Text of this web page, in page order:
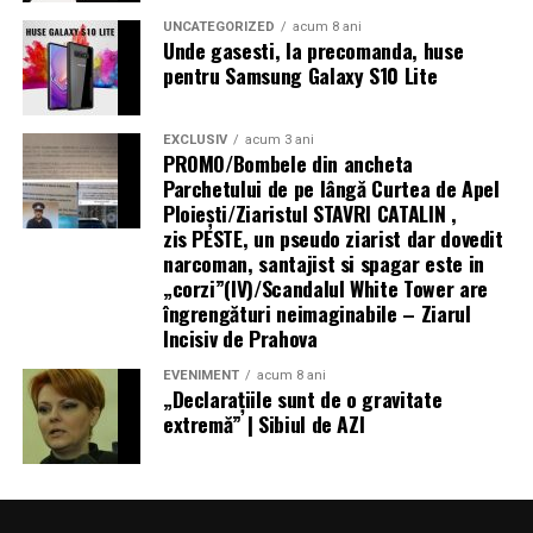
prețurile recomandate de 1.199 lei, respectiv 1.099 lei
iar până pe 31 august acesta vine cu o reducere de 100
de lei la toți partenerii oficiali HONOR.
Mai multe informații despre HONOR Watch 6 sunt
disponibile pe pagina oficială a produsului:
https://www.honor.com/ro/wearables/honor-watch-6/.
UNCATEGORIZED acum 8 ani
Unde gasesti, la precomanda, huse
pentru Samsung Galaxy S10 Lite
EXCLUSIV acum 3 ani
PROMO/Bombele din ancheta
Parchetului de pe lângă Curtea de Apel
Ploieşti/Ziaristul STAVRI CATALIN ,
zis PESTE, un pseudo ziarist dar dovedit
narcoman, santajist si spagar este in
„corzi”(IV)/Scandalul White Tower are
îngrengături neimaginabile – Ziarul
Incisiv de Prahova
EVENIMENT acum 8 ani
„Declaraţiile sunt de o gravitate
extremă” | Sibiul de AZI